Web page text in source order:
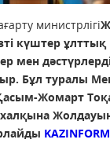
министрлігі
күштер ұлттық
мен
Бұл туралы
Жомарт
халқына